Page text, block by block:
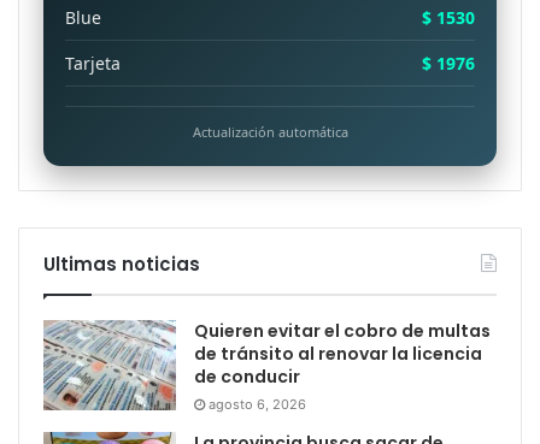
Blue
$ 1530
Tarjeta
$ 1976
Actualización automática
Ultimas noticias
Quieren evitar el cobro de multas
de tránsito al renovar la licencia
de conducir
agosto 6, 2026